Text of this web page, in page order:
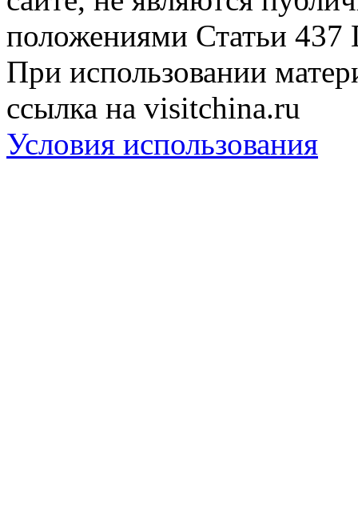
положениями Статьи 437
При использовании
ссылка на visitchina.ru
Условия использования